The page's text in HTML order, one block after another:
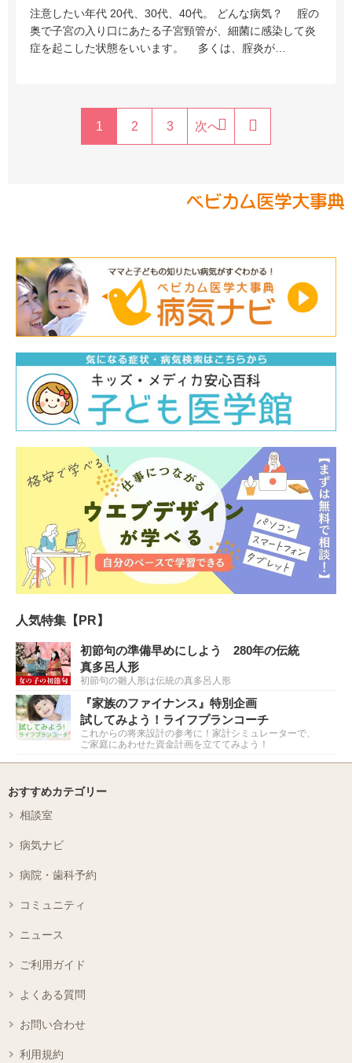
注意したい年代 20代、30代、40代。 どんな病気？ 腟の
奥で子宮の入り口にあたる子宮頸管が、細菌に感染して炎
症を起こした状態をいいます。 多くは、腟炎が…
1 2 3 次へ
人気特集【PR】
初節句の準備早めにしよう 280年の伝統
真多呂人形
初節句の雛人形は伝統の真多呂人形
『家族のファイナンス』特別企画
試してみよう！ライフプランコーチ
これからの将来設計の参考に！家計シミュレーターで、
ご家庭にあわせた資金計画を立ててみよう！
おすすめカテゴリー
相談室
病気ナビ
病院・歯科予約
コミュニティ
ニュース
ご利用ガイド
よくある質問
お問い合わせ
利用規約